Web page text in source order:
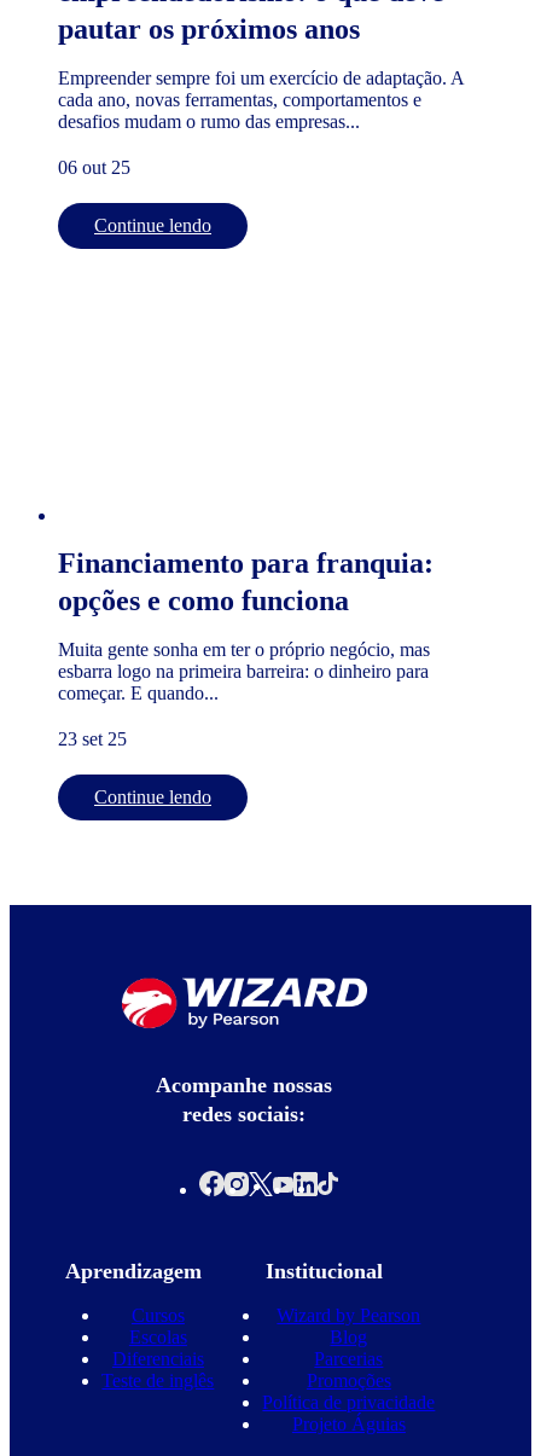
pautar os próximos anos
Empreender sempre foi um exercício de adaptação. A
cada ano, novas ferramentas, comportamentos e
desafios mudam o rumo das empresas...
06 out 25
Continue lendo
Financiamento para franquia:
opções e como funciona
Muita gente sonha em ter o próprio negócio, mas
esbarra logo na primeira barreira: o dinheiro para
começar. E quando...
23 set 25
Continue lendo
Acompanhe nossas
redes sociais:
Aprendizagem
Cursos
Escolas
Diferenciais
Teste de inglês
Institucional
Wizard by Pearson
Blog
Parcerias
Promoções
Política de privacidade
Projeto Águias